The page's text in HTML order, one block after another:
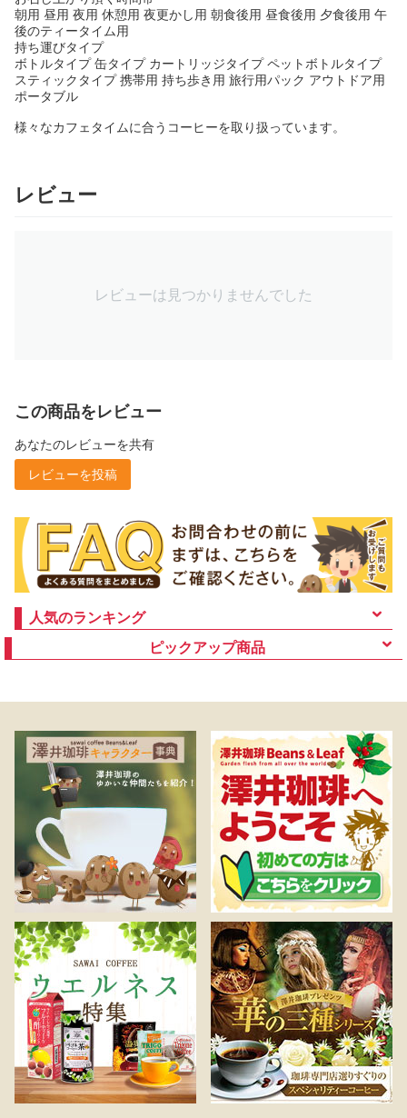
朝用 昼用 夜用 休憩用 夜更かし用 朝食後用 昼食後用 夕食後用 午
後のティータイム用
持ち運びタイプ
ボトルタイプ 缶タイプ カートリッジタイプ ペットボトルタイプ
スティックタイプ 携帯用 持ち歩き用 旅行用パック アウトドア用
ポータブル
様々なカフェタイムに合うコーヒーを取り扱っています。
レビュー
レビューは見つかりませんでした
この商品をレビュー
あなたのレビューを共有
レビューを投稿
人気のランキング
ピックアップ商品